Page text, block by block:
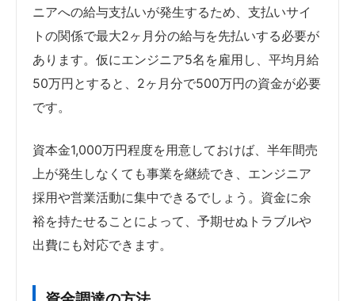
ニアへの給与支払いが発生するため、支払いサイ
トの関係で最大2ヶ月分の給与を先払いする必要が
あります。仮にエンジニア5名を雇用し、平均月給
50万円とすると、2ヶ月分で500万円の資金が必要
です。
資本金1,000万円程度を用意しておけば、半年間売
上が発生しなくても事業を継続でき、エンジニア
採用や営業活動に集中できるでしょう。資金に余
裕を持たせることによって、予期せぬトラブルや
出費にも対応できます。